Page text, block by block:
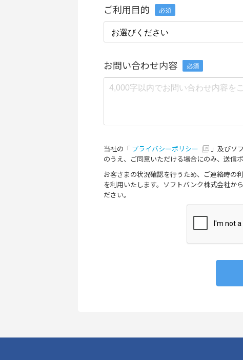
ご利用目的 必須
お問い合わせ内容 必須
当社の「 プライバシーポリシー 」及びソ
のうえ、ご同意いただける場合にのみ、送信
お客さまの状況確認を行うため、ご連絡時の
を利用いたします。ソフトバンク株式会社か
ださい。